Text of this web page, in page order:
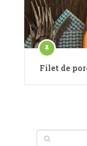
Filet de